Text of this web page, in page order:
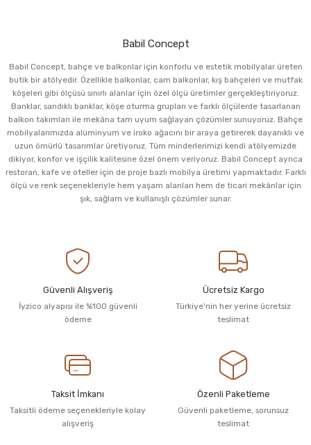
Babil Concept
Babil Concept, bahçe ve balkonlar için konforlu ve estetik mobilyalar üreten
butik bir atölyedir. Özellikle balkonlar, cam balkonlar, kış bahçeleri ve mutfak
köşeleri gibi ölçüsü sınırlı alanlar için özel ölçü üretimler gerçekleştiriyoruz.
Banklar, sandıklı banklar, köşe oturma grupları ve farklı ölçülerde tasarlanan
balkon takımları ile mekâna tam uyum sağlayan çözümler sunuyoruz. Bahçe
mobilyalarımızda alüminyum ve iroko ağacını bir araya getirerek dayanıklı ve
uzun ömürlü tasarımlar üretiyoruz. Tüm minderlerimizi kendi atölyemizde
dikiyor, konfor ve işçilik kalitesine özel önem veriyoruz. Babil Concept ayrıca
restoran, kafe ve oteller için de proje bazlı mobilya üretimi yapmaktadır. Farklı
ölçü ve renk seçenekleriyle hem yaşam alanları hem de ticari mekânlar için
şık, sağlam ve kullanışlı çözümler sunar.
Güvenli Alışveriş
İyzico alyapısı ile %100 güvenli
ödeme
Ücretsiz Kargo
Türkiye'nin her yerine ücretsiz
teslimat
Taksit İmkanı
Taksitli ödeme seçenekleriyle kolay
alışveriş
Özenli Paketleme
Güvenli paketleme, sorunsuz
teslimat